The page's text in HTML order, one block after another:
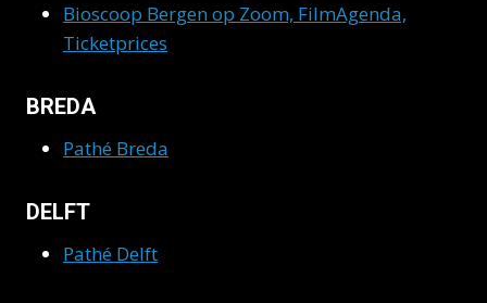
Bioscoop Bergen op Zoom, FilmAgenda,
Ticketprices
BREDA
Pathé Breda
DELFT
Pathé Delft